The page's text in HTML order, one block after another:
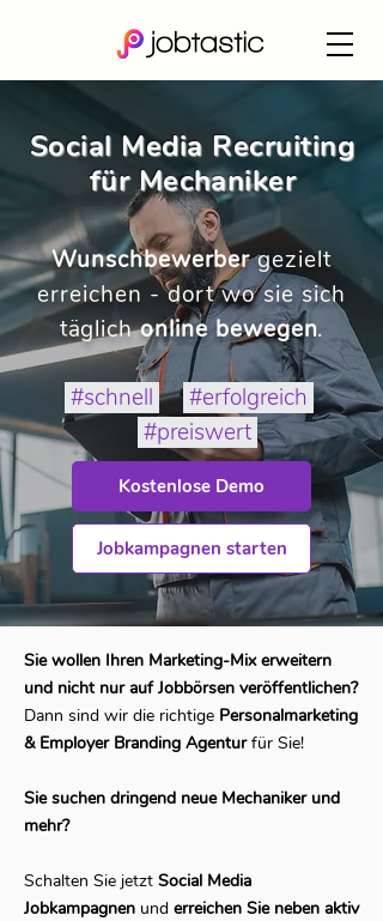
Social Media Recruiting
für Mechaniker
Wunschbewerbergezielt
erreichen - dort wo sie sich
täglichonline bewegen.
#schnell
#erfolgreich
#preiswert
Kostenlose Demo
Jobkampagnen starten
Sie wollen Ihren Marketing-Mix erweitern
und nicht nur auf Jobbörsen veröffentlichen?
Dann sind wir die richtige Personalmarketing
& Employer Branding Agenturfür Sie!
Sie suchen dringend neue Mechaniker und
mehr?
Schalten Sie jetzt Social Media
Jobkampagnen und erreichen Sie neben aktiv